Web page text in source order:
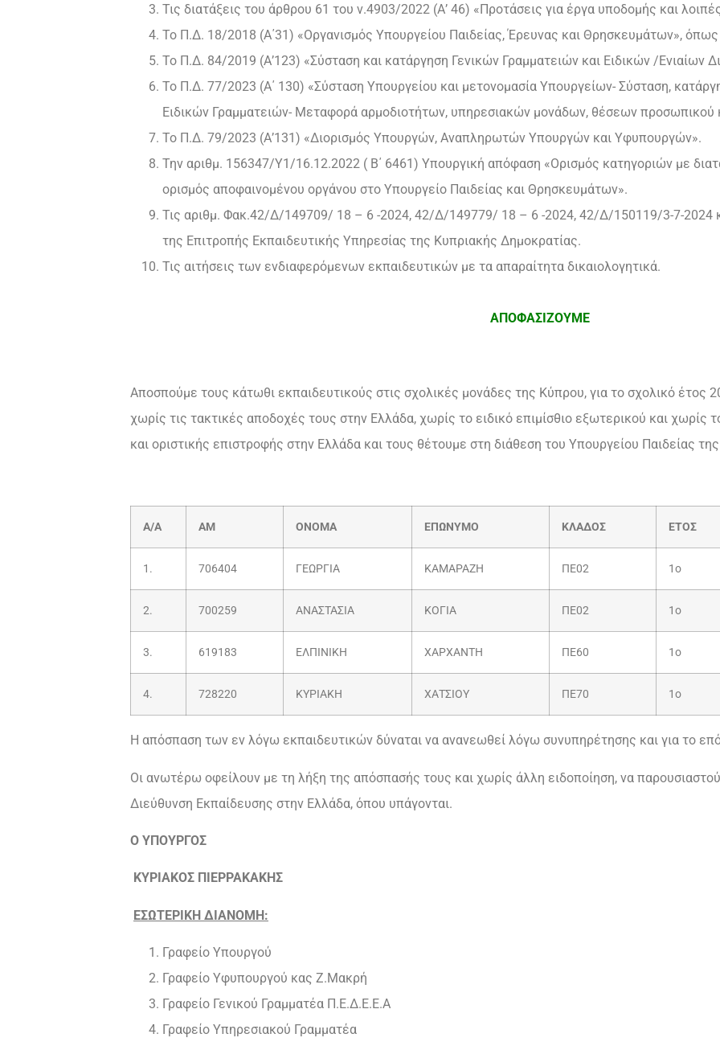
Τις διατάξεις του άρθρου 61 του ν.4903/2022 (Α’ 46) «Προτάσεις για έργα υποδομής και
Το Π.Δ. 18/2018 (Α΄31) «Οργανισμός Υπουργείου Παιδείας, Έρευνας και Θρησκευμάτων», όπως
Το Π.Δ. 84/2019 (Α’123) «Σύσταση και κατάργηση Γενικών Γραμματειών και Ειδικών /Ενιαίων
Το Π.Δ. 77/2023 (Α΄ 130) «Σύσταση Υπουργείου και μετονομασία Υπουργείων- Σύσταση,
Ειδικών Γραμματειών- Μεταφορά αρμοδιοτήτων, υπηρεσιακών μονάδων, θέσεων
Το Π.Δ. 79/2023 (Α’131) «Διορισμός Υπουργών, Αναπληρωτών Υπουργών και Υφυπουργών».
Την αριθμ. 156347/Υ1/16.12.2022 ( Β΄ 6461) Υπουργική απόφαση «Ορισμός κατηγοριών με
ορισμός αποφαινομένου οργάνου στο Υπουργείο Παιδείας και Θρησκευμάτων».
Τις αριθμ. Φακ.42/Δ/149709/ 18 – 6 -2024, 42/Δ/149779/ 18 – 6 -2024, 42/Δ/150119/3-7-2024
της Επιτροπής Εκπαιδευτικής Υπηρεσίας της Κυπριακής Δημοκρατίας.
Τις αιτήσεις των ενδιαφερόμενων εκπαιδευτικών με τα απαραίτητα δικαιολογητικά.
ΑΠΟΦΑΣΙΖΟΥΜΕ
Αποσπούμε τους κάτωθι εκπαιδευτικούς στις σχολικές μονάδες της Κύπρου, για το σχολικό έτος
χωρίς τις τακτικές αποδοχές τους στην Ελλάδα, χωρίς το ειδικό επιμίσθιο εξωτερικού και χωρίς
και οριστικής επιστροφής στην Ελλάδα και τους θέτουμε στη διάθεση του Υπουργείου Παιδείας
Α/Α ΑΜ ΟΝΟΜΑ ΕΠΩΝΥΜΟ ΚΛΑΔΟΣ ΕΤΟΣ
1. 706404 ΓΕΩΡΓΙΑ ΚΑΜΑΡΑΖΗ ΠΕ02 1ο
2. 700259 ΑΝΑΣΤΑΣΙΑ ΚΟΓΙΑ ΠΕ02 1ο
3. 619183 ΕΛΠΙΝΙΚΗ ΧΑΡΧΑΝΤΗ ΠΕ60 1ο
4. 728220 ΚΥΡΙΑΚΗ ΧΑΤΣΙΟΥ ΠΕ70 1ο
Η απόσπαση των εν λόγω εκπαιδευτικών δύναται να ανανεωθεί λόγω συνυπηρέτησης και για το
Οι ανωτέρω οφείλουν με τη λήξη της απόσπασής τους και χωρίς άλλη ειδοποίηση, να
Διεύθυνση Εκπαίδευσης στην Ελλάδα, όπου υπάγονται.
Ο ΥΠΟΥΡΓΟΣ
ΚΥΡΙΑΚΟΣ ΠΙΕΡΡΑΚΑΚΗΣ
ΕΣΩΤΕΡΙΚΗ ΔΙΑΝΟΜΗ:
Γραφείο Υπουργού
Γραφείο Υφυπουργού κας Ζ.Μακρή
Γραφείο Γενικού Γραμματέα Π.Ε.Δ.Ε.Ε.Α
Γραφείο Υπηρεσιακού Γραμματέα